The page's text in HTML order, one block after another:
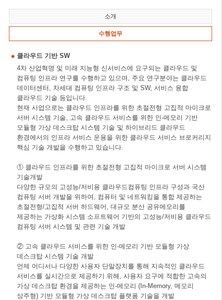
소개
수행업무
클라우드 기반 SW
4차 산업혁명 및 미래 지능형 신서비스에 요구되는 클라우드 및
컴퓨팅 인프라 연구를 수행하고 있으며, 주요 연구분야는 클라우드
데이터센터, 차세대 컴퓨팅 인프라 구조 및 SW, 서비스 융합
클라우드 기술 등입니다.
현재 사업으로는 클라우드 인프라를 위한 초절전형 고집적 마이크로
서버 시스템 기술, 고속 클라우드 서비스를 위한 인-메모리 기반
모듈형 가상 데스크탑 시스템 기술 및 하이브리드 클라우드
환경에서의 인프라 서비스 운용을 위한 클라우드 서비스 브로커리지
핵심 기술 개발을 수행하고 있습니다.
① 클라우드 인프라를 위한 초절전형 고집적 마이크로 서버 시스템
기술개발
다양한 규모의 고성능/저비용 클라우드컴퓨팅 인프라 구성과 국산
컴퓨팅 서버 개발을 위하여, 컴퓨터 및 네트워킹을 통합 제공하는
초절전형/고집적 서버 하드웨어, 대규모 분산 공유메모리를
제공하는 가상화 시스템 소프트웨어 기반의 고성능/저비용 클라우드
컴퓨팅 서버 시스템 및 관련 기술 개발
② 고속 클라우드 서비스를 위한 인-메모리 기반 모듈형 가상
데스크탑 시스템 기술 개발
언제 어디서나 다양한 사용자 단말장치를 통해 지속적인 클라우드
서비스를 실시간으로 제공하기 위해, 사용자 요구에 적합한 고속의
가상 데스크탑 환경을 제공하는 인-메모리 (In-Memory, 메모리
상주형) 기반 모듈형 가상 데스크탑 플랫폼 기술을 개발